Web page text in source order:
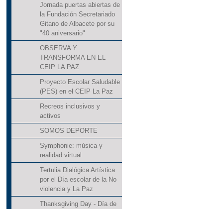
Jornada puertas abiertas de
la Fundación Secretariado
Gitano de Albacete por su
"40 aniversario"
OBSERVA Y
TRANSFORMA EN EL
CEIP LA PAZ
Proyecto Escolar Saludable
(PES) en el CEIP La Paz
Recreos inclusivos y
activos
SOMOS DEPORTE
Symphonie: música y
realidad virtual
Tertulia Dialógica Artística
por el Día escolar de la No
violencia y La Paz
Thanksgiving Day - Día de